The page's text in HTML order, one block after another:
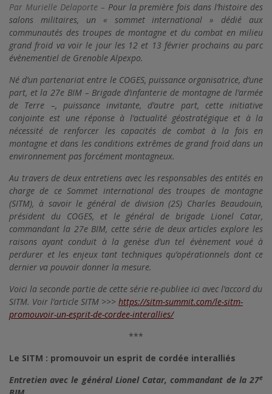
Par Murielle Delaporte – Pour la première fois dans l’histoire des
salons militaires, un « sommet international » dédié aux
communautés des troupes de montagne et du combat en milieu
grand froid va voir le jour les 12 et 13 février prochains au parc
évènementiel de Grenoble Alpexpo.
Né d’un partenariat entre le COGES, puissance organisatrice, d’une
part, et la 27e BIM – Brigade d’infanterie de montagne de l’armée
de Terre –, puissance invitante, d’autre part, cette initiative
conjointe est une réponse à l’actualité géostratégique et à la
nécessité de renforcer les capacités de combat à la fois en
montagne et dans les conditions extrêmes de grand froid dans un
environnement pas forcément montagneux.
Au travers de deux entretiens avec les responsables des entités en
charge de ce Sommet international des troupes de montagne
(SITM), à savoir le général de division (2S) Charles Beaudouin,
président du COGES, et le général de brigade Lionel Catar,
commandant la 27e BIM, cette série de deux articles explore les
raisons ayant conduit à la genèse d’un tel évènement voué à
perdurer et les enjeux tant techniques qu’opérationnels dont ce
dernier va pouvoir donner la mesure.
Voici la seconde partie de cette série re-publiee ici avec l’accord du
SITM. Voir l’article SITM >>> https://sitm-summit.com/le-sitm-
promouvoir-un-esprit-de-cordee-interallies/
***
Le SITM : promouvoir un esprit de cordée interalliés
Entretien avec le général Lionel Catar, commandant de la 27e